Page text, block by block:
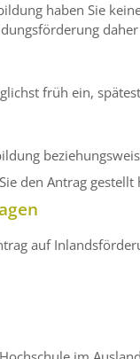
haben Sie
früh ein,
den Antrag gestellt
auf